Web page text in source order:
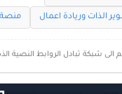
الذات وريادة اعمال منصة TalmidHub
الى شبكة تبادل الروابط النصية